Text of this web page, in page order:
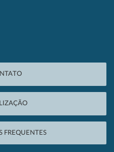
FREQUENTES